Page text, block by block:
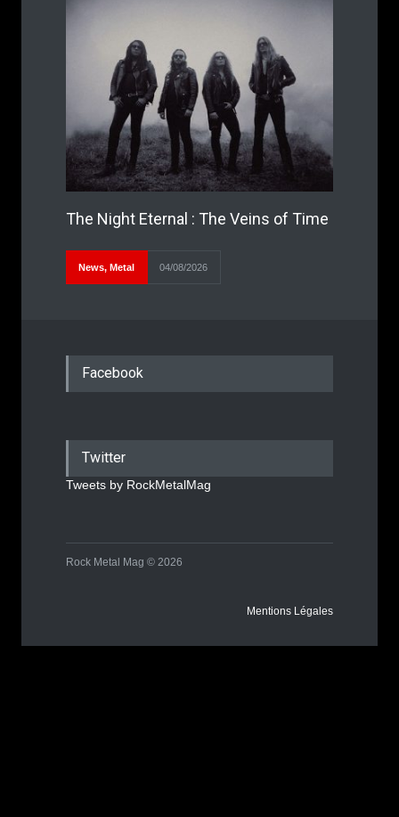
The Night Eternal : The Veins of Time
News, Metal 04/08/2026
Facebook
Twitter
Tweets by RockMetalMag
Rock Metal Mag © 2026
Mentions Légales